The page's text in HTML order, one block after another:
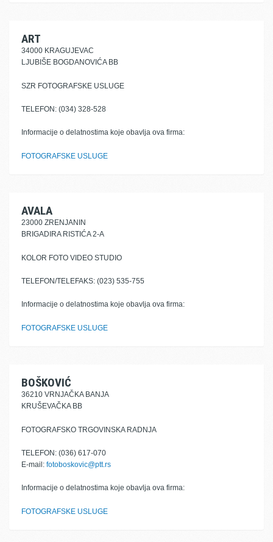
ART
34000 KRAGUJEVAC
LJUBIŠE BOGDANOVIĆA BB
SZR FOTOGRAFSKE USLUGE
TELEFON: (034) 328-528
Informacije o delatnostima koje obavlja ova firma:
FOTOGRAFSKE USLUGE
AVALA
23000 ZRENJANIN
BRIGADIRA RISTIĆA 2-A
KOLOR FOTO VIDEO STUDIO
TELEFON/TELEFAKS: (023) 535-755
Informacije o delatnostima koje obavlja ova firma:
FOTOGRAFSKE USLUGE
BOŠKOVIĆ
36210 VRNJAČKA BANJA
KRUŠEVAČKA BB
FOTOGRAFSKO TRGOVINSKA RADNJA
TELEFON: (036) 617-070
E-mail: fotoboskovic@ptt.rs
Informacije o delatnostima koje obavlja ova firma:
FOTOGRAFSKE USLUGE